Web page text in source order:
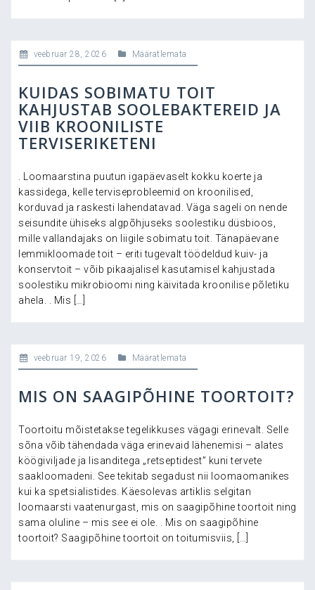
veebruar 28, 2026 Määratlemata
KUIDAS SOBIMATU TOIT
KAHJUSTAB SOOLEBAKTEREID JA
VIIB KROONILISTE
TERVISERIKETENI
. Loomaarstina puutun igapäevaselt kokku koerte ja
kassidega, kelle terviseprobleemid on kroonilised,
korduvad ja raskesti lahendatavad. Väga sageli on nende
seisundite ühiseks algpõhjuseks soolestiku düsbioos,
mille vallandajaks on liigile sobimatu toit. Tänapäevane
lemmikloomade toit – eriti tugevalt töödeldud kuiv- ja
konservtoit – võib pikaajalisel kasutamisel kahjustada
soolestiku mikrobioomi ning käivitada kroonilise põletiku
ahela. . Mis […]
veebruar 19, 2026 Määratlemata
MIS ON SAAGIPÕHINE TOORTOIT?
Toortoitu mõistetakse tegelikkuses vägagi erinevalt. Selle
sõna võib tähendada väga erinevaid lähenemisi – alates
köögiviljade ja lisanditega „retseptidest” kuni tervete
saakloomadeni. See tekitab segadust nii loomaomanikes
kui ka spetsialistides. Käesolevas artiklis selgitan
loomaarsti vaatenurgast, mis on saagipõhine toortoit ning
sama oluline – mis see ei ole. . Mis on saagipõhine
toortoit? Saagipõhine toortoit on toitumisviis, […]